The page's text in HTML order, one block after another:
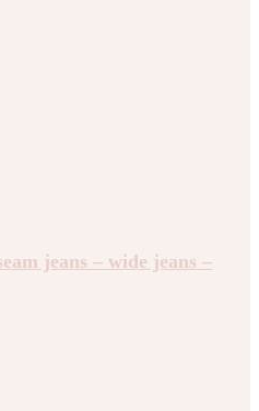
jeans – wide jeans –